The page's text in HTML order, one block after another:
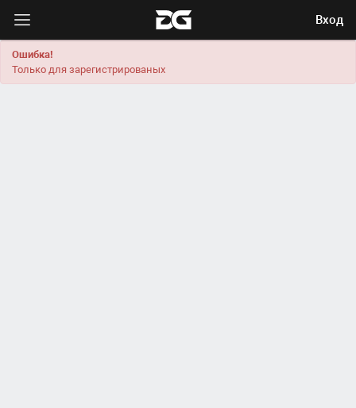
Вход
Ошибка!
Только для зарегистрированых